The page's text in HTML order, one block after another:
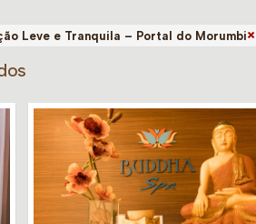
Leve e Tranquila – Portal do Morumbi×